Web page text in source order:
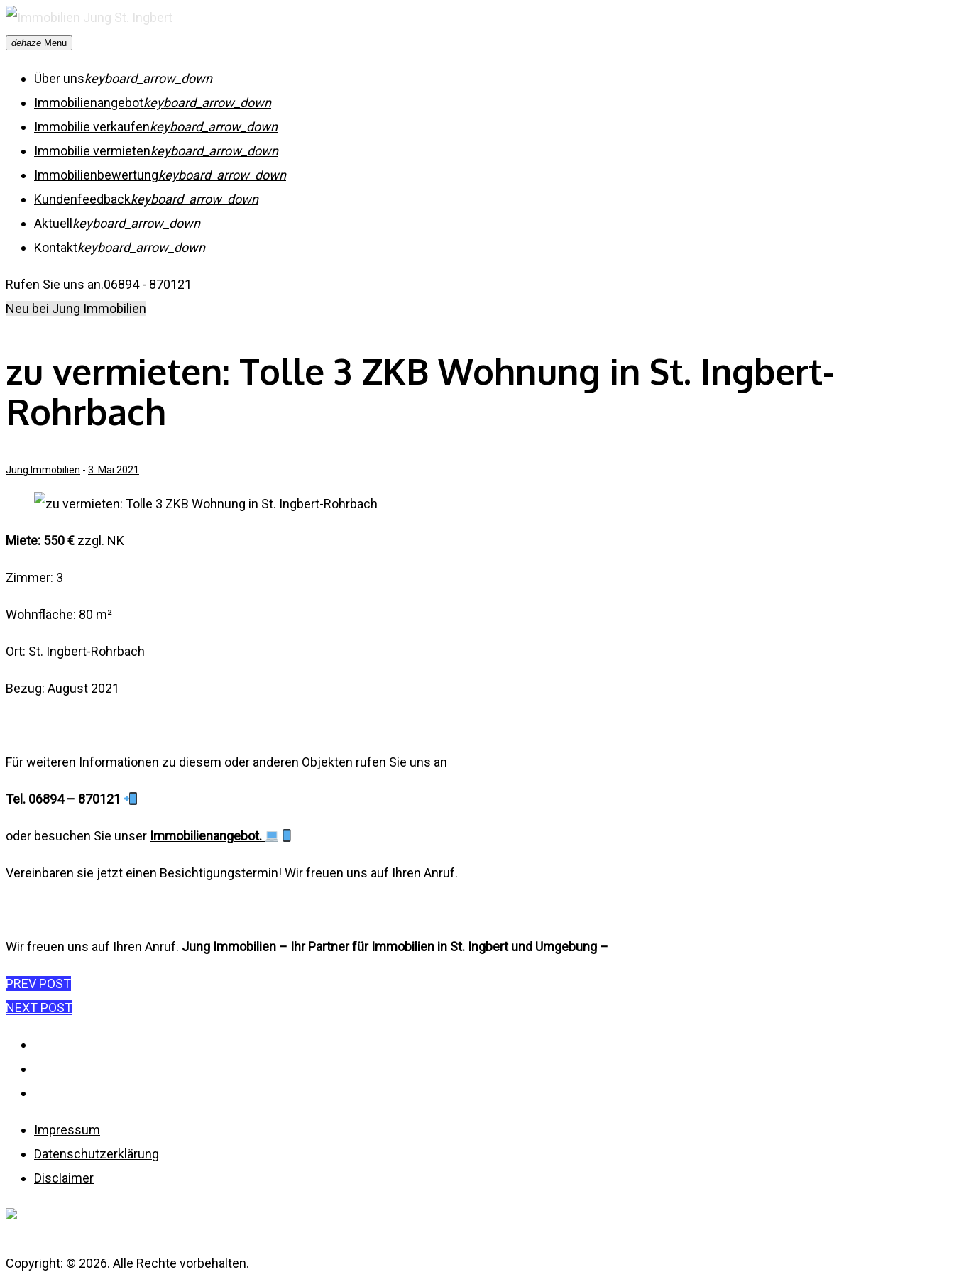
Skip
todehaze Menu
Über unskeyboard_arrow_down
Immobilienangebotkeyboard_arrow_down
Immobilie verkaufenkeyboard_arrow_down
Immobilie vermietenkeyboard_arrow_down
Immobilienbewertungkeyboard_arrow_down
Kundenfeedbackkeyboard_arrow_down
Aktuell keyboard_arrow_down
Kontaktkeyboard_arrow_down
Rufen Sie uns an.06894 - 870121
Neu bei Jung Immobilien
zu vermieten: Tolle 3 ZKB Wohnung in St. Ingbert-
Rohrbach
Jung Immobilien - 3. Mai 2021
Miete: 550 € zzgl. NK
Zimmer: 3
Wohnfläche: 80 m²
Ort: St. Ingbert-Rohrbach
Bezug: August 2021
Für weiteren Informationen zu diesem oder anderen Objekten rufen Sie uns an
Tel. 06894 – 870121
oder besuchen Sie unser Immobilienangebot.
Vereinbaren sie jetzt einen Besichtigungstermin! Wir freuen uns auf Ihren Anruf.
Wir freuen uns auf Ihren Anruf. Jung Immobilien – Ihr Partner für Immobilien in St. Ingbert und Umgebung –
Beitragsnavigation
PREV POST
NEXT POST
Impressum
Datenschutzerklärung
Disclaimer
Copyright: © 2026. Alle Rechte vorbehalten.